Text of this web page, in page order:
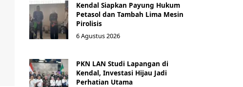
Kendal Siapkan Payung Hukum
Petasol dan Tambah Lima Mesin
Pirolisis
6 Agustus 2026
PKN LAN Studi Lapangan di
Kendal, Investasi Hijau Jadi
Perhatian Utama